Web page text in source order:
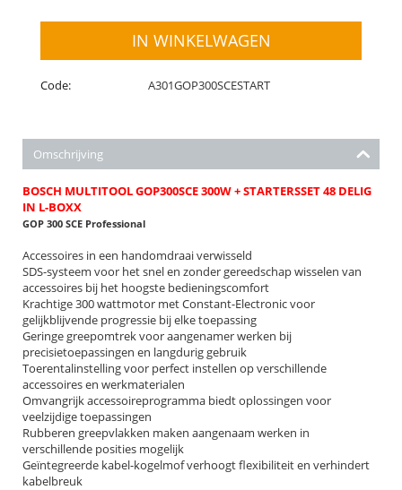
IN WINKELWAGEN
Code: A301GOP300SCESTART
Omschrijving
BOSCH MULTITOOL GOP300SCE 300W + STARTERSSET 48 DELIG
IN L-BOXX
GOP 300 SCE Professional
Accessoires in een handomdraai verwisseld
SDS-systeem voor het snel en zonder gereedschap wisselen van
accessoires bij het hoogste bedieningscomfort
Krachtige 300 wattmotor met Constant-Electronic voor
gelijkblijvende progressie bij elke toepassing
Geringe greepomtrek voor aangenamer werken bij
precisietoepassingen en langdurig gebruik
Toerentalinstelling voor perfect instellen op verschillende
accessoires en werkmaterialen
Omvangrijk accessoireprogramma biedt oplossingen voor
veelzijdige toepassingen
Rubberen greepvlakken maken aangenaam werken in
verschillende posities mogelijk
Geïntegreerde kabel-kogelmof verhoogt flexibiliteit en verhindert
kabelbreuk